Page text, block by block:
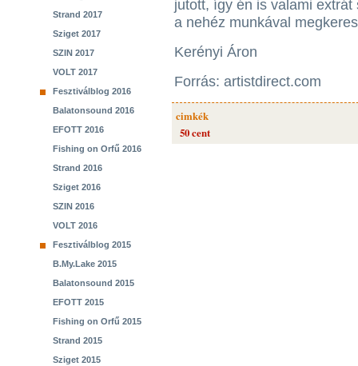
Strand 2017
Sziget 2017
SZIN 2017
VOLT 2017
Fesztiválblog 2016
Balatonsound 2016
EFOTT 2016
Fishing on Orfű 2016
Strand 2016
Sziget 2016
SZIN 2016
VOLT 2016
Fesztiválblog 2015
B.My.Lake 2015
Balatonsound 2015
EFOTT 2015
Fishing on Orfű 2015
Strand 2015
Sziget 2015
jutott, így én is valami
a nehéz munkával
Kerényi Áron
Forrás: artistdirect.com
cimkék
50 cent